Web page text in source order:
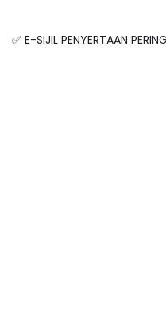
✅ E-SIJIL PENYERTAAN